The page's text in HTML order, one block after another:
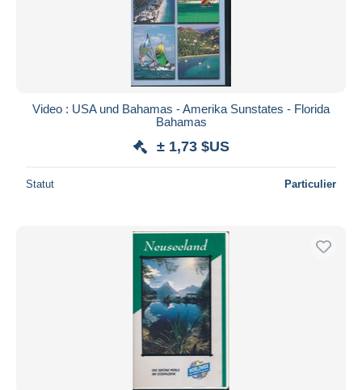
Video : USA und Bahamas - Amerika Sunstates - Florida
Bahamas
± 1,73 $US
Statut Particulier